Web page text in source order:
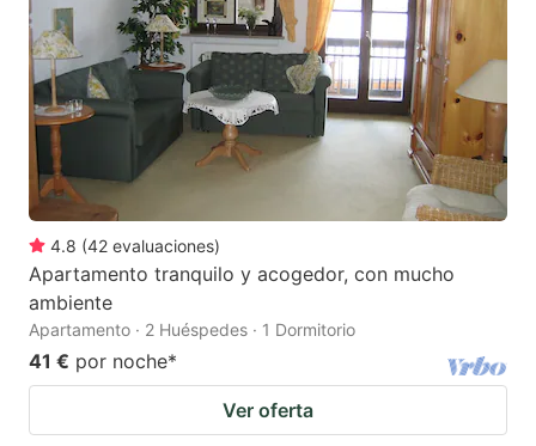
4.8 (42 evaluaciones)
Apartamento tranquilo y acogedor, con mucho
ambiente
Apartamento · 2 Huéspedes · 1 Dormitorio
41 € por noche*
Ver oferta